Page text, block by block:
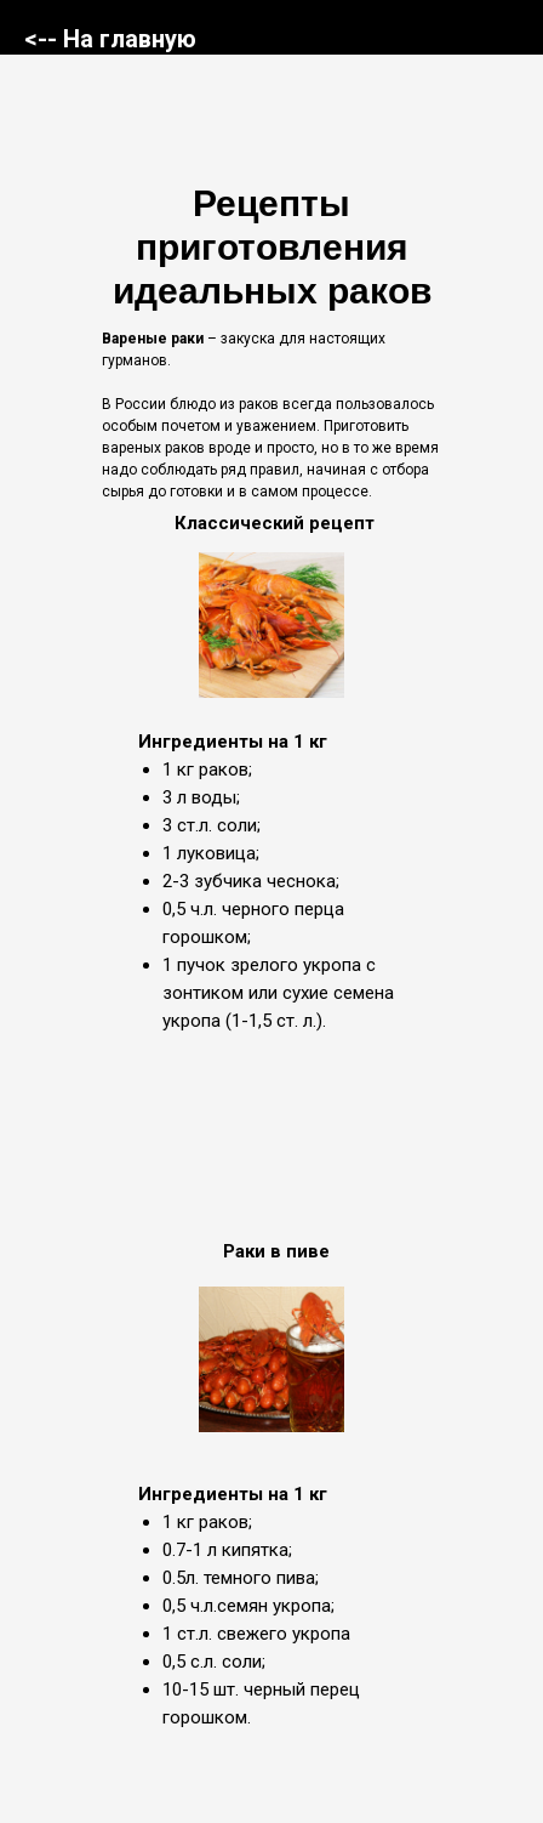
<-- На главную
Рецепты
приготовления
идеальных раков
Классический рецепт
Раки в пиве
Вареные раки – закуска для настоящих
гурманов.
В России блюдо из раков всегда пользовалось
особым почетом и уважением. Приготовить
вареных раков вроде и просто, но в то же время
надо соблюдать ряд правил, начиная с отбора
сырья до готовки и в самом процессе.
Ингредиенты на 1 кг
1 кг раков;
3 л воды;
3 ст.л. соли;
1 луковица;
2-3 зубчика чеснока;
0,5 ч.л. черного перца
горошком;
1 пучок зрелого укропа с
зонтиком или сухие семена
укропа (1-1,5 ст. л.).
Ингредиенты на 1 кг
1 кг раков;
0.7-1 л кипятка;
0.5л. темного пива;
0,5 ч.л.семян укропа;
1 ст.л. свежего укропа
0,5 с.л. соли;
10-15 шт. черный перец
горошком.